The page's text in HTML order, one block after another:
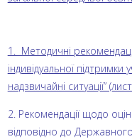
1. Методичні
індивідуальної
надзвичайні ситуації”
2. Рекомендації щодо
відповідно до